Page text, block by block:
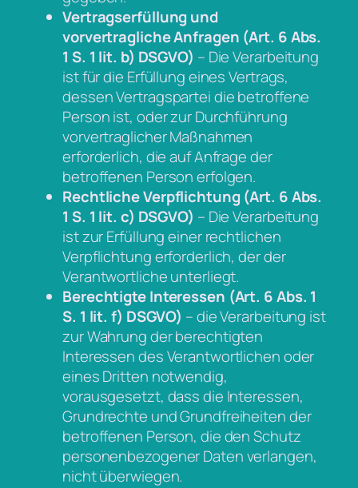
Vertragserfüllung und
vorvertragliche Anfragen (Art. 6 Abs.
1 S. 1 lit. b) DSGVO) – Die Verarbeitung
ist für die Erfüllung eines Vertrags,
dessen Vertragspartei die betroffene
Person ist, oder zur Durchführung
vorvertraglicher Maßnahmen
erforderlich, die auf Anfrage der
betroffenen Person erfolgen.
Rechtliche Verpflichtung (Art. 6 Abs.
1 S. 1 lit. c) DSGVO) – Die Verarbeitung
ist zur Erfüllung einer rechtlichen
Verpflichtung erforderlich, der der
Verantwortliche unterliegt.
Berechtigte Interessen (Art. 6 Abs. 1
S. 1 lit. f) DSGVO) – die Verarbeitung ist
zur Wahrung der berechtigten
Interessen des Verantwortlichen oder
eines Dritten notwendig,
vorausgesetzt, dass die Interessen,
Grundrechte und Grundfreiheiten der
betroffenen Person, die den Schutz
personenbezogener Daten verlangen,
nicht überwiegen.